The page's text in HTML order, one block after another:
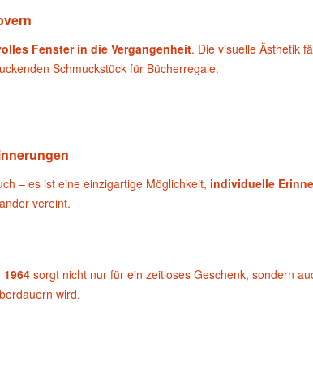
Fenster in die Vergangenheit. Die visuelle Ästhetik
Schmuckstück für Bücherregale.
– es ist eine einzigartige Möglichkeit, individuelle
vereint.
sorgt nicht nur für ein zeitloses Geschenk, sondern
wird.